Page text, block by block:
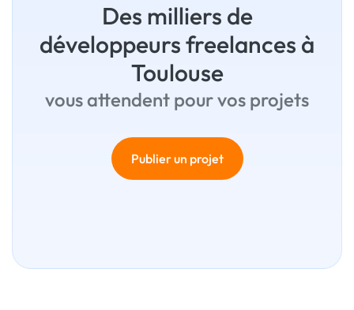
Des milliers de
développeurs freelances à
Toulouse
vous attendent pour vos projets
Publier un projet